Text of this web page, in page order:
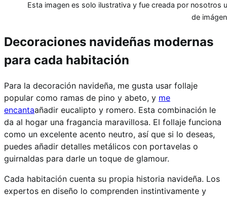
Esta imagen es solo ilustrativa y fue creada por nosotros
de
Decoraciones navideñas modernas
para cada habitación
Para la decoración navideña, me gusta usar follaje
popular como ramas de pino y abeto, y me
encantaañadir eucalipto y romero. Esta combinación le
da al hogar una fragancia maravillosa. El follaje funciona
como un excelente acento neutro, así que si lo deseas,
puedes añadir detalles metálicos con portavelas o
guirnaldas para darle un toque de glamour.
Cada habitación cuenta su propia historia navideña. Los
expertos en diseño lo comprenden instintivamente y